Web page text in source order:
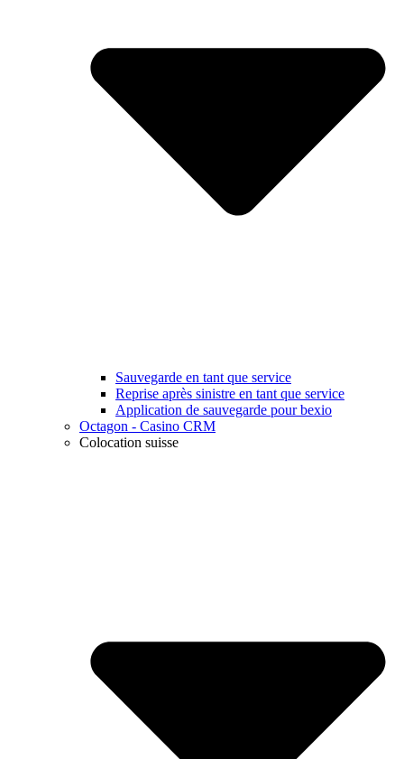
Sauvegarde en tant que service
Reprise après sinistre en tant que service
Application de sauvegarde pour bexio
Octagon - Casino CRM
Colocation suisse